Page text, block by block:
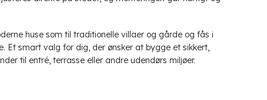
huse som til traditionelle villaer og gårde og fås i
Et smart valg for dig, der ønsker at bygge et sikkert,
til entré, terrasse eller andre udendørs miljøer.